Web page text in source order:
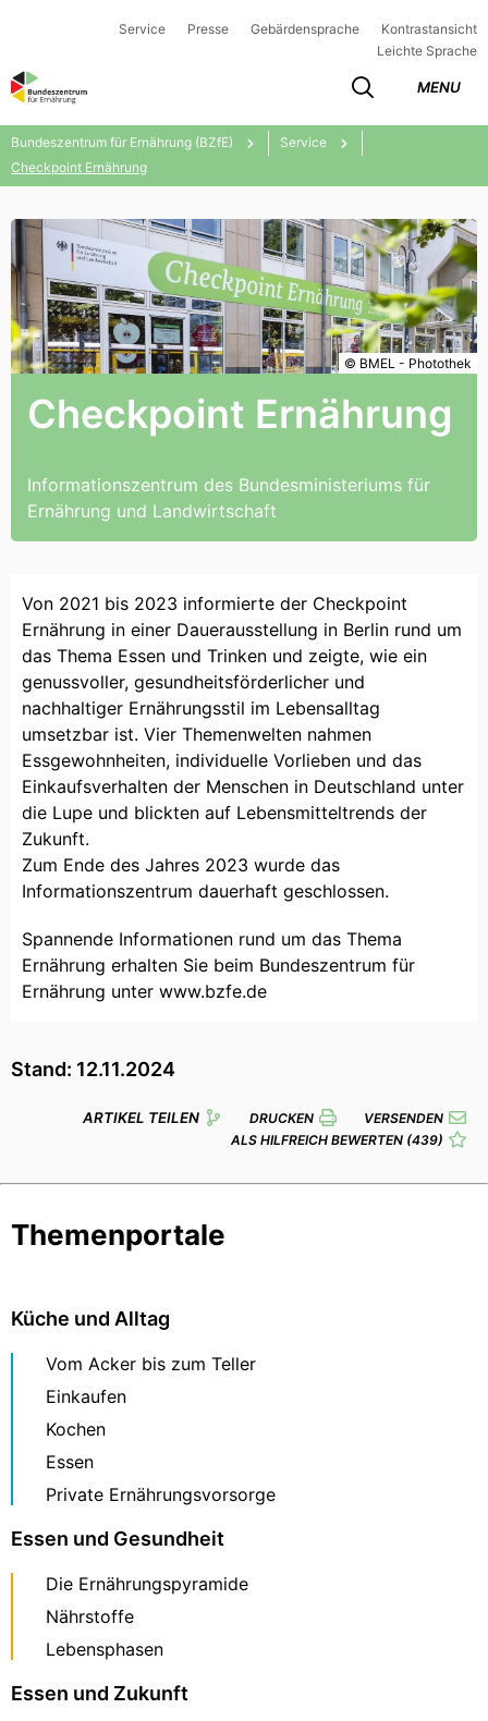
Service Presse Gebärdensprache
Kontrastansicht
Leichte Sprache
MENU
Bundeszentrum für Ernährung (BZfE)
Service
Checkpoint Ernährung
Checkpoint Ernährung
Informationszentrum des Bundesministeriums für
Ernährung und Landwirtschaft
© BMEL - Photothek
Von 2021 bis 2023 informierte der Checkpoint
Ernährung in einer Dauerausstellung in Berlin rund um
das Thema Essen und Trinken und zeigte, wie ein
genussvoller, gesundheitsförderlicher und
nachhaltiger Ernährungsstil im Lebensalltag
umsetzbar ist. Vier Themenwelten nahmen
Essgewohnheiten, individuelle Vorlieben und das
Einkaufsverhalten der Menschen in Deutschland unter
die Lupe und blickten auf Lebensmitteltrends der
Zukunft.
Zum Ende des Jahres 2023 wurde das
Informationszentrum dauerhaft geschlossen.
Spannende Informationen rund um das Thema
Ernährung erhalten Sie beim Bundeszentrum für
Ernährung unter www.bzfe.de
Stand: 12.11.2024
ARTIKEL TEILEN DRUCKEN
VERSENDEN
ALS HILFREICH BEWERTEN (439)
Themenportale
Küche und Alltag
Vom Acker bis zum Teller
Einkaufen
Kochen
Essen
Private Ernährungsvorsorge
Essen und Gesundheit
Die Ernährungspyramide
Nährstoffe
Lebensphasen
Essen und Zukunft